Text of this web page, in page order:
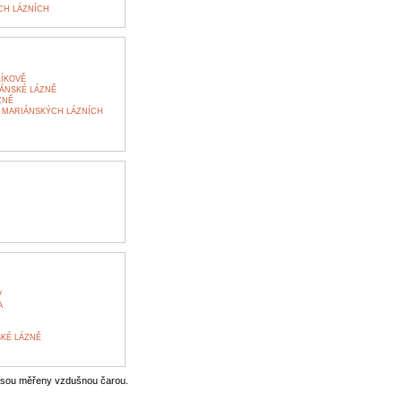
LÁZNÍCH
LÁZNĚ
LÁZNÍCH
LÁZNĚ
měřeny vzdušnou čarou.